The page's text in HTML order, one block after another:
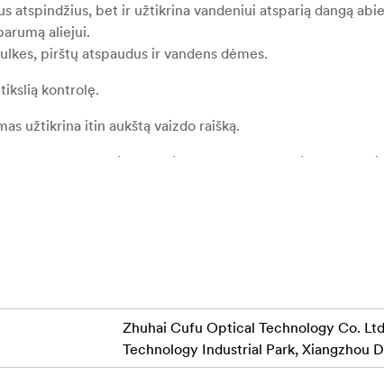
atspindžius, bet ir užtikrina vandeniui atsparią dangą
aliejui.
pirštų atspaudus ir vandens dėmes.
kontrolę.
užtikrina itin aukštą vaizdo raišką.
, kuri patamsina CPL kraštą, suteikdama
Zhuhai Cufu Optical Technology Co.
Technology Industrial Park, Xiangzhou